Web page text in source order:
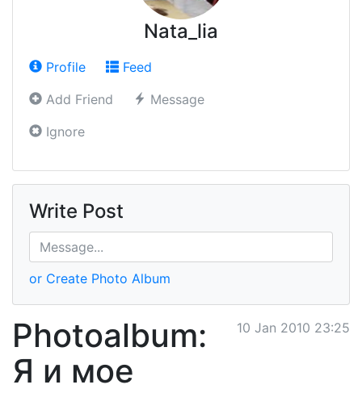
Nata_lia
Profile
Feed
Add Friend
Message
Ignore
Write Post
or Create Photo Album
10 Jan 2010 23:25
Photoalbum:
Я и мое